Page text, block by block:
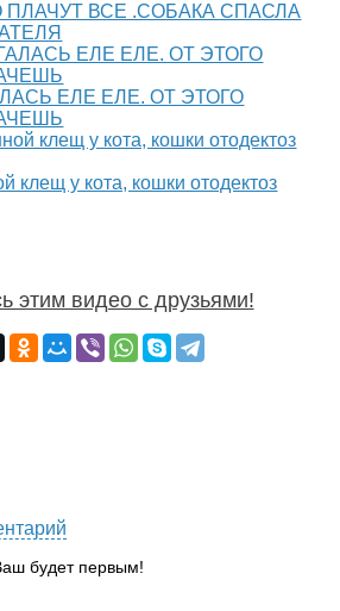
ПЛАЧУТ ВСЕ .СОБАКА СПАСЛА
ЕЛЕ ЕЛЕ. ОТ ЭТОГО
клещ у кота, кошки отодектоз
этим видео с друзьями!
будет первым!